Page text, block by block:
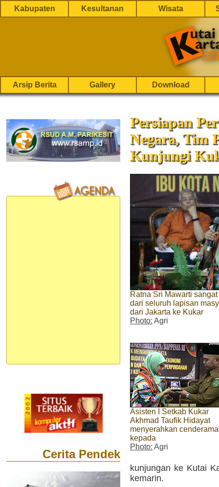
Kabupaten Kesultanan Wisata
Arsip Berita Gallery Download
Cerita Pendek
Persiapan
Negara, Tim
Kunjungi
Ratna Sri Mawarti
dari seluruh lapisan
dari Jakarta ke Kukar
Photo: Agri
Asisten I Setkab Kukar
Akhmad Taufik Hidayat
menyerahkan
kepada
Photo: Agri
kunjungan ke Kutai
kemarin.